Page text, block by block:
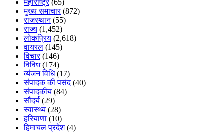
महाराष्ट्र(65)
मुख्य समाचार(872)
राजस्थान(55)
राज्य (1,452)
लोकप्रिय (2,618)
वायरल (145)
विचार(146)
विविध(174)
व्यंजन विधि(17)
संपादक की पसंद(40)
संपादकीय (84)
सौंदर्य (29)
स्वास्थ्य (28)
हरियाणा (10)
हिमाचल प्रदेश(4)